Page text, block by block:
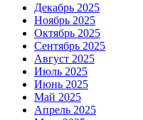
Декабрь 2025
Ноябрь 2025
Октябрь 2025
Сентябрь 2025
Август 2025
Июль 2025
Июнь 2025
Май 2025
Апрель 2025